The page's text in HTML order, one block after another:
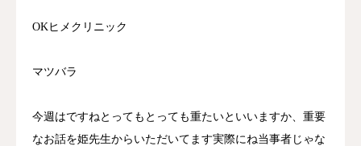
OKヒメクリニック
マツバラ
今週はですねとってもとっても重たいといいますか、重要
なお話を姫先生からいただいてます実際にね当事者じゃな